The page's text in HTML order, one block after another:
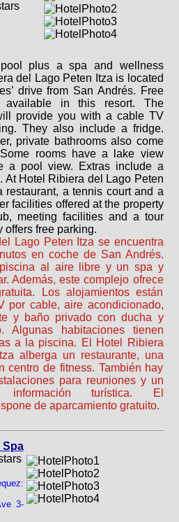
pool plus a spa and wellness
del Lago Peten Itza is located
drive from San Andrés. Free
available in this resort. The
provide you with a cable TV
They also include a fridge.
private bathrooms also come
rooms have a lake view
a pool view. Extras include a
At Hotel Ribiera del Lago Peten
restaurant, a tennis court and a
facilities offered at the property
meeting facilities and a tour
offers free parking.
Lago Peten Itza se encuentra
en coche de San Andrés.
al aire libre y un spa y
Además, este complejo ofrece
Los alojamientos están
por cable, aire acondicionado,
y baño privado con ducha y
Algunas habitaciones tienen
a la piscina. El Hotel Ribiera
alberga un restaurante, una
centro de fitness. También hay
para reuniones y un
información turística. El
de aparcamiento gratuito.
3-